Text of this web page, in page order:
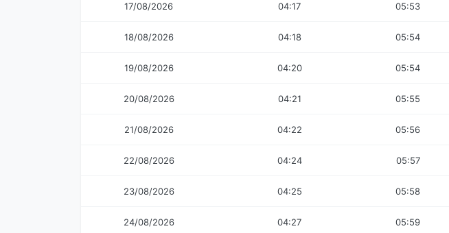
17/08/2026 04:17 05:53
18/08/2026 04:18 05:54
19/08/2026 04:20 05:54
20/08/2026 04:21 05:55
21/08/2026 04:22 05:56
22/08/2026 04:24 05:57
23/08/2026 04:25 05:58
24/08/2026 04:27 05:59